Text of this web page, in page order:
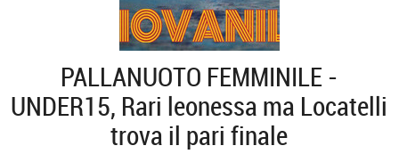
PALLANUOTO FEMMINILE -
UNDER15, Rari leonessa ma Locatelli
trova il pari finale